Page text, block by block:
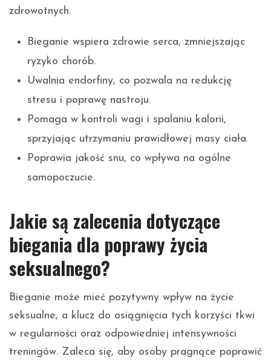
zdrowotnych.
Bieganie wspiera zdrowie serca, zmniejszając
ryzyko chorób.
Uwalnia endorfiny, co pozwala na redukcję
stresu i poprawę nastroju.
Pomaga w kontroli wagi i spalaniu kalorii,
sprzyjając utrzymaniu prawidłowej masy ciała.
Poprawia jakość snu, co wpływa na ogólne
samopoczucie.
Jakie są zalecenia dotyczące
biegania dla poprawy życia
seksualnego?
Bieganie może mieć pozytywny wpływ na życie
seksualne, a klucz do osiągnięcia tych korzyści tkwi
w regularności oraz odpowiedniej intensywności
treningów. Zaleca się, aby osoby pragnące poprawić